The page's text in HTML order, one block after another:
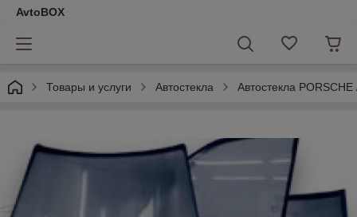
AvtoBOX
Товары и услуги Автостекла Автостекла